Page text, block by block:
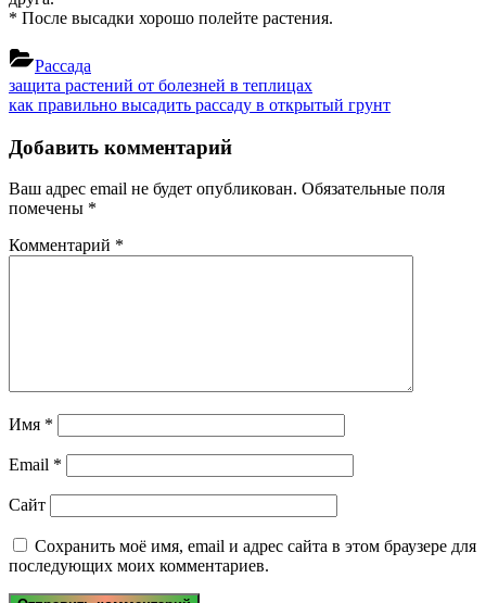
* После высадки хорошо полейте растения.
Рассада
Навигация
по
записям
Previous
Post:
защита растений от болезней в теплицах
Next
как правильно высадить рассаду в открытый грунт
Добавить комментарий
Ваш адрес email не будет опубликован. Обязательные поля
помечены *
Комментарий *
Имя *
Email *
Сайт
Сохранить моё имя, email и адрес сайта в этом браузере для
последующих моих комментариев.